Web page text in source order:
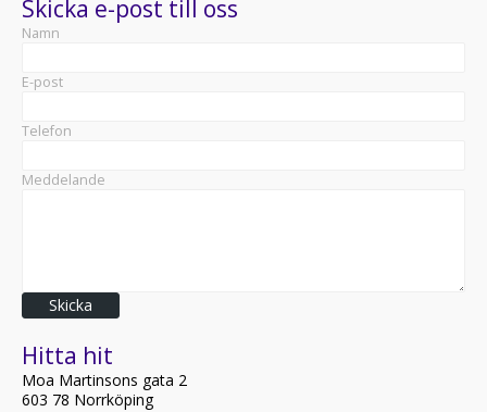
Skicka e-post till oss
Namn
E-post
Telefon
Meddelande
Skicka
Hitta hit
Moa Martinsons gata 2
603 78 Norrköping